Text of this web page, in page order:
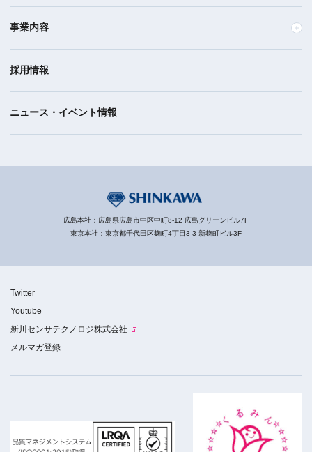
事業内容
採用情報
ニュース・イベント情報
広島本社：広島県広島市中区中町8-12 広島グリーンビル7F
東京本社：東京都千代田区麹町4丁目3-3 新麹町ビル3F
Twitter
Youtube
新川センサテクノロジ株式会社
メルマガ登録